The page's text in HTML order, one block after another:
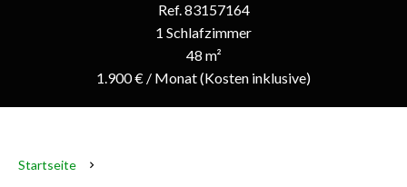
Ref. 83157164
1 Schlafzimmer
48 m²
1.900 € / Monat (Kosten inklusive)
Startseite